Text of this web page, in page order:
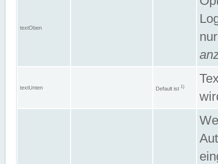
textOben
textUnten Default ist 1)